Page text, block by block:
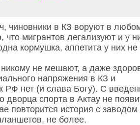
чиновники в КЗ воруют в
что мигрантов легализуют и у
кормушка, аппетита у них не
не мешают, а даже
напряжения в КЗ и
РФ нет (и слава Богу). С
дворца спорта в Актау не
повторится история с заводом
не более.